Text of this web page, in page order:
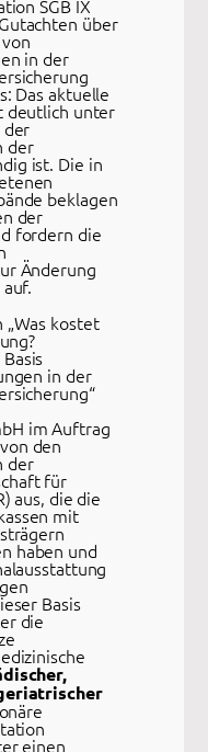
SGB IX
über
in der
Das aktuelle
deutlich unter
der
der
ist. Die in
beklagen
der
fordern die
Änderung
„Was kostet
in der
im Auftrag
den
der
für
aus, die die
mit
haben und
Basis
die
einen